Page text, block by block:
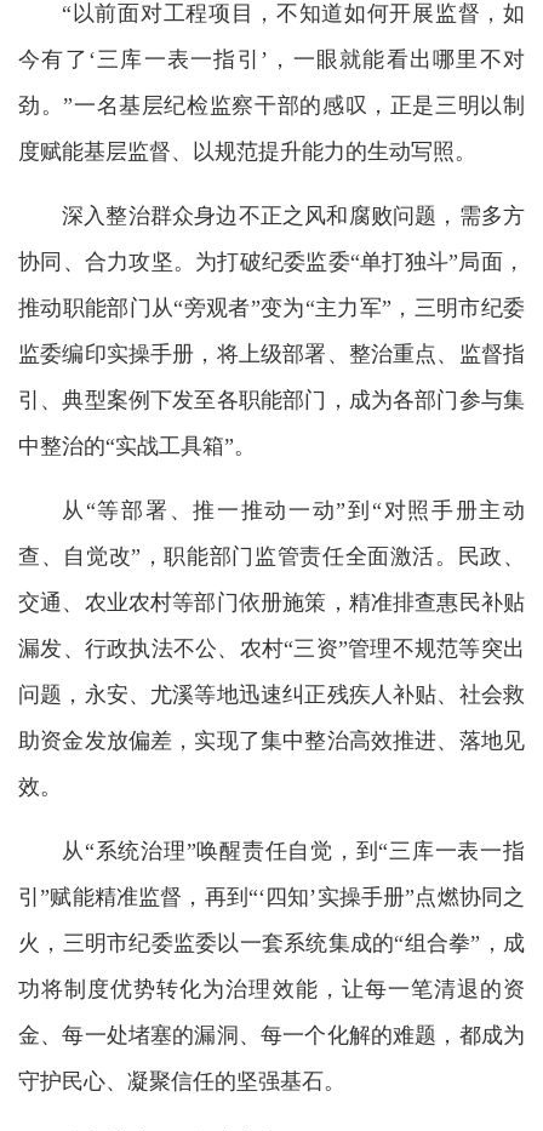
“以前面对工程项目，不知道如何开展监督，如
今有了‘三库一表一指引’，一眼就能看出哪里不对
劲。”一名基层纪检监察干部的感叹，正是三明以制
度赋能基层监督、以规范提升能力的生动写照。
深入整治群众身边不正之风和腐败问题，需多方
协同、合力攻坚。为打破纪委监委“单打独斗”局面，
推动职能部门从“旁观者”变为“主力军”，三明市纪委
监委编印实操手册，将上级部署、整治重点、监督指
引、典型案例下发至各职能部门，成为各部门参与集
中整治的“实战工具箱”。
从“等部署、推一推动一动”到“对照手册主动
查、自觉改”，职能部门监管责任全面激活。民政、
交通、农业农村等部门依册施策，精准排查惠民补贴
漏发、行政执法不公、农村“三资”管理不规范等突出
问题，永安、尤溪等地迅速纠正残疾人补贴、社会救
助资金发放偏差，实现了集中整治高效推进、落地见
效。
从“系统治理”唤醒责任自觉，到“三库一表一指
引”赋能精准监督，再到“‘四知’实操手册”点燃协同之
火，三明市纪委监委以一套系统集成的“组合拳”，成
功将制度优势转化为治理效能，让每一笔清退的资
金、每一处堵塞的漏洞、每一个化解的难题，都成为
守护民心、凝聚信任的坚强基石。